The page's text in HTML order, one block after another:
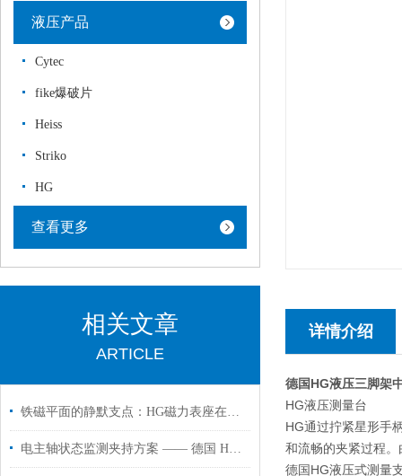
液压产品
Cytec
fike爆破片
Heiss
Striko
HG
查看更多
相关文章
ARTICLE
铁磁平面的静默支点：HG磁力表座在精密测量中的磁路切换与姿态锁定
电主轴状态监测夹持方案 —— 德国 HG 106306 磁力表座应用解析
详情介绍
德国HG液压三脚架
HG液压测量台
HG通过拧紧星形手
和流畅的夹紧过程
德国HG液压式测量